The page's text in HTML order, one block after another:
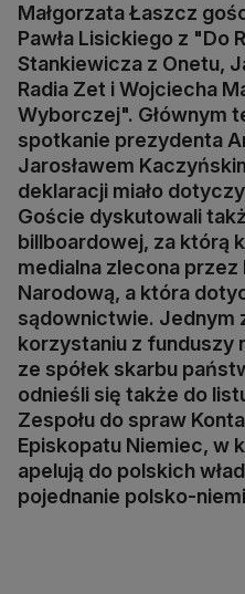
Małgorzata Łaszcz
Pawła Lisickiego z "Do
Stankiewicza z Onetu,
Radia Zet i Wojciecha
Wyborczej". Głównym
spotkanie prezydenta
Jarosławem
deklaracji miało
Goście dyskutowali
billboardowej, za którą
medialna zlecona przez
Narodową, a która
sądownictwie. Jednym
korzystaniu z funduszy
ze spółek skarbu
odnieśli się także do
Zespołu do spraw
Episkopatu Niemiec, w
apelują do polskich
pojednanie polsko-